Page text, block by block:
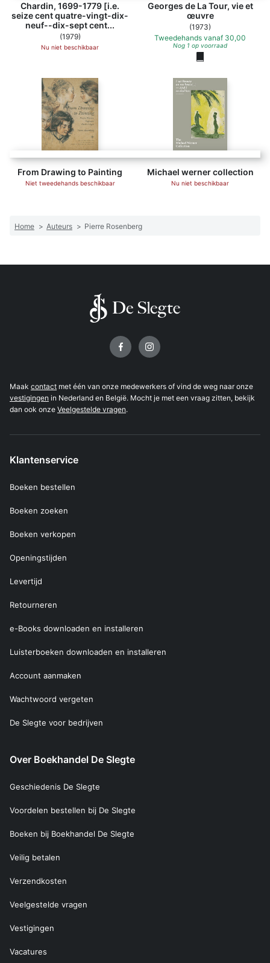
Chardin, 1699-1779 [i.e.
seize cent quatre-vingt-dix-
neuf--dix-sept cent...
(1979)
Nu niet beschikbaar
Georges de La Tour, vie et
œuvre
(1973)
Tweedehands vanaf 30,00
Nog 1 op voorraad
From Drawing to Painting
Niet tweedehands beschikbaar
Michael werner collection
Nu niet beschikbaar
Home > Auteurs > Pierre Rosenberg
Maak contact met één van onze medewerkers of vind de weg naar onze
vestigingen in Nederland en België. Mocht je met een vraag zitten, bekijk
dan ook onze Veelgestelde vragen.
Klantenservice
Boeken bestellen
Boeken zoeken
Boeken verkopen
Openingstijden
Levertijd
Retourneren
e-Books downloaden en installeren
Luisterboeken downloaden en installeren
Account aanmaken
Wachtwoord vergeten
De Slegte voor bedrijven
Over Boekhandel De Slegte
Geschiedenis De Slegte
Voordelen bestellen bij De Slegte
Boeken bij Boekhandel De Slegte
Veilig betalen
Verzendkosten
Veelgestelde vragen
Vestigingen
Vacatures